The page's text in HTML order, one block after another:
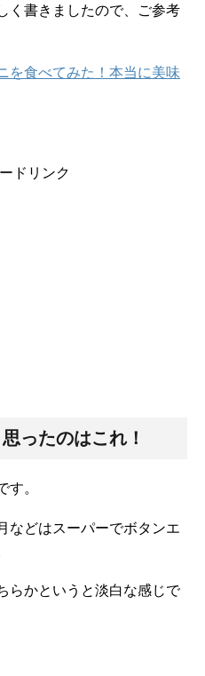
く書きましたので、ご参考
を食べてみた！本当に美味
ドリンク
ったのはこれ！
す。
などはスーパーでボタンエ
らかというと淡白な感じで